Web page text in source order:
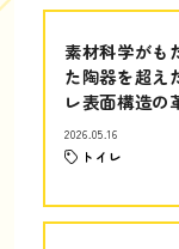
素材科学がも
た陶器を超え
レ表面構造の
2026.05.16
トイレ